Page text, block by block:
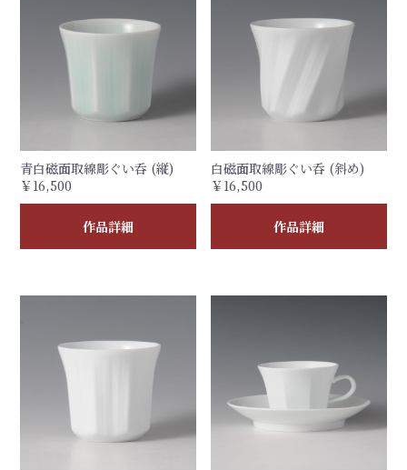
青白磁面取線彫ぐい呑 (縦)
￥16,500
作品詳細
白磁面取線彫ぐい呑 (斜め)
￥16,500
作品詳細